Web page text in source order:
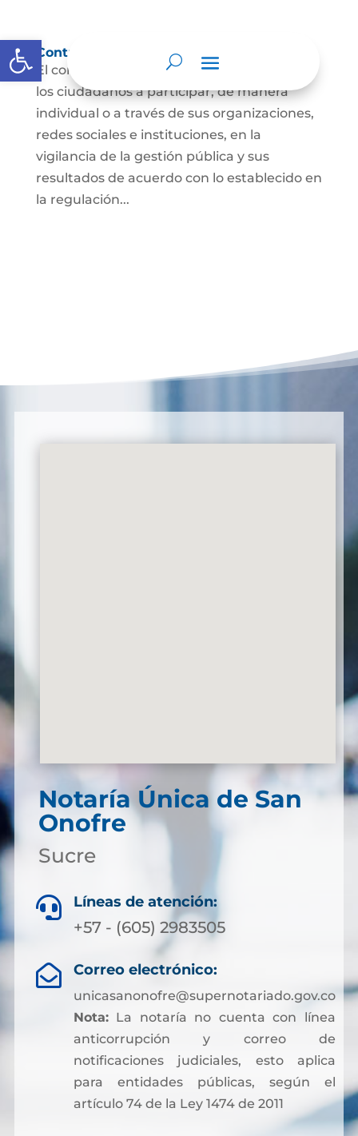
Abrir barra de herramientas
Control social
El control social es el derecho y el deber de
los ciudadanos a participar, de manera
individual o a través de sus organizaciones,
redes sociales e instituciones, en la
vigilancia de la gestión pública y sus
resultados de acuerdo con lo establecido en
la regulación...
Notaría Única de San
Onofre
Sucre
 Líneas de atención:
+57 - (605) 2983505
 Correo electrónico:
unicasanonofre@supernotariado.gov.co
Nota:La notaría no cuenta con línea
anticorrupción y correo de
notificaciones judiciales, esto aplica
para entidades públicas, según el
artículo 74 de la Ley 1474 de 2011